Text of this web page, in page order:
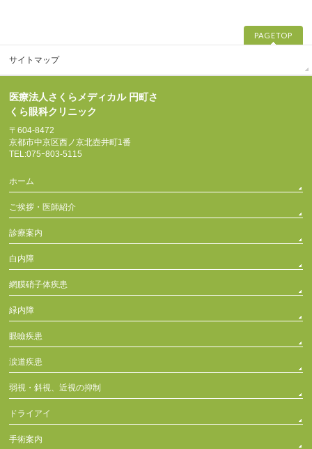
PAGETOP
サイトマップ
医療法人さくらメディカル 円町さ
くら眼科クリニック
〒604-8472
京都市中京区西ノ京北壺井町1番
TEL:075ｰ803-5115
ホーム
ご挨拶・医師紹介
診療案内
白内障
網膜硝子体疾患
緑内障
眼瞼疾患
涙道疾患
弱視・斜視、近視の抑制
ドライアイ
手術案内